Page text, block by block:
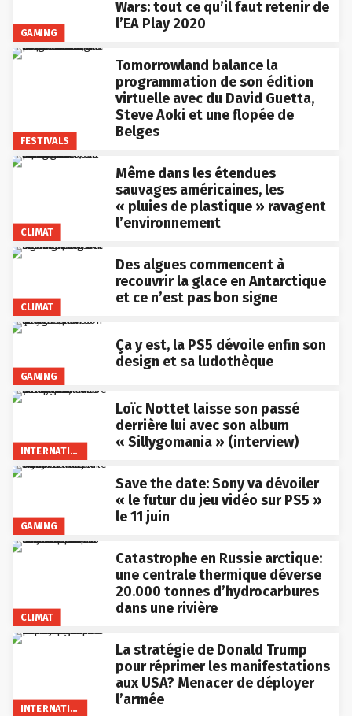
GAMING
Wars: tout ce qu’il faut retenir de
l’EA Play 2020
FESTIVALS
Tomorrowland balance la
programmation de son édition
virtuelle avec du David Guetta,
Steve Aoki et une flopée de
Belges
CLIMAT
Même dans les étendues
sauvages américaines, les
« pluies de plastique » ravagent
l’environnement
CLIMAT
Des algues commencent à
recouvrir la glace en Antarctique
et ce n’est pas bon signe
GAMING
Ça y est, la PS5 dévoile enfin son
design et sa ludothèque
INTERNATIONAL
Loïc Nottet laisse son passé
derrière lui avec son album
« Sillygomania » (interview)
GAMING
Save the date: Sony va dévoiler
« le futur du jeu vidéo sur PS5 »
le 11 juin
CLIMAT
Catastrophe en Russie arctique:
une centrale thermique déverse
20.000 tonnes d’hydrocarbures
dans une rivière
INTERNATIONAL
La stratégie de Donald Trump
pour réprimer les manifestations
aux USA? Menacer de déployer
l’armée